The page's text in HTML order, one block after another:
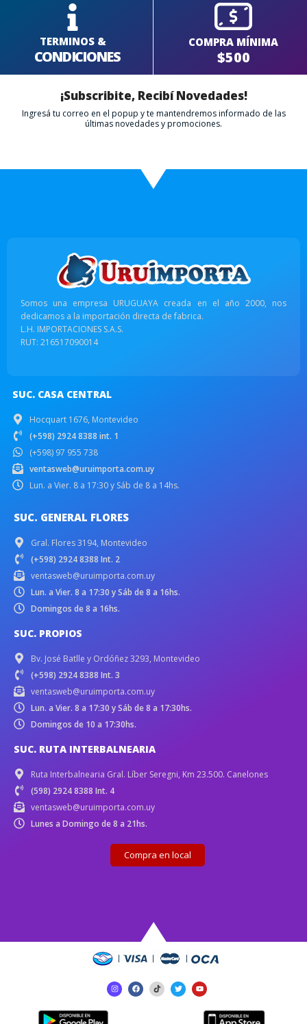
TERMINOS &
CONDICIONES
COMPRA MÍNIMA
$500
¡Subscribite, Recibí Novedades!
Ingresá tu correo en el popup y te mantendremos informado de las
últimas novedades y promociones.
Somos una empresa URUGUAYA creada en el año 2000, nos
dedicamos a la importación directa de fabrica.
L.H. IMPORTACIONES S.A.S.
RUT: 216517090014
SUC. CASA CENTRAL
Hocquart 1676, Montevideo
(+598) 2924 8388 int. 1
(+598) 97 955 738
ventasweb@uruimporta.com.uy
Lun. a Vier. 8 a 17:30 y Sáb de 8 a 14hs.
SUC. GENERAL FLORES
Gral. Flores 3194, Montevideo
(+598) 2924 8388 Int. 2
ventasweb@uruimporta.com.uy
Lun. a Vier. 8 a 17:30 y Sáb de 8 a 16hs.
Domingos de 8 a 16hs.
SUC. PROPIOS
Bv. José Batlle y Ordóñez 3293, Montevideo
(+598) 2924 8388 Int. 3
ventasweb@uruimporta.com.uy
Lun. a Vier. 8 a 17:30 y Sáb de 8 a 17:30hs.
Domingos de 10 a 17:30hs.
SUC. RUTA INTERBALNEARIA
Ruta Interbalnearia Gral. Líber Seregni, Km 23.500. Canelones
(598) 2924 8388 Int. 4
ventasweb@uruimporta.com.uy
Lunes a Domingo de 8 a 21hs.
Compra en local